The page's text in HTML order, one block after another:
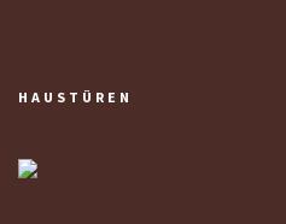
HAUSTÜREN